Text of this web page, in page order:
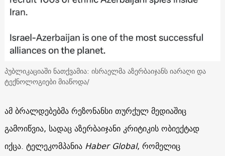
პუბლიკაციაში ნათქვამია: ისრაელმა აზერბაიჯანს იარაღი და
ტექნოლოგიები მიაწოდა/
ამ ბრალდებებმა რეზონანსი თურქულ მედიაშიც
გამოიწვია, სადაც აზერბაიჯანი კრიტიკის ობიექტად
იქცა. ტელეკომპანია Haber Global, რომელიც